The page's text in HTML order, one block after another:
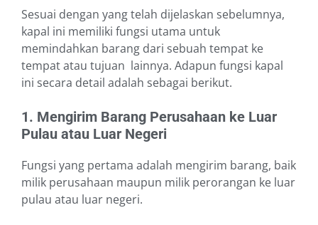
Sesuai dengan yang telah dijelaskan sebelumnya,
kapal ini memiliki fungsi utama untuk
memindahkan barang dari sebuah tempat ke
tempat atau tujuan lainnya. Adapun fungsi kapal
ini secara detail adalah sebagai berikut.
1. Mengirim Barang Perusahaan ke Luar
Pulau atau Luar Negeri
Fungsi yang pertama adalah mengirim barang, baik
milik perusahaan maupun milik perorangan ke luar
pulau atau luar negeri.